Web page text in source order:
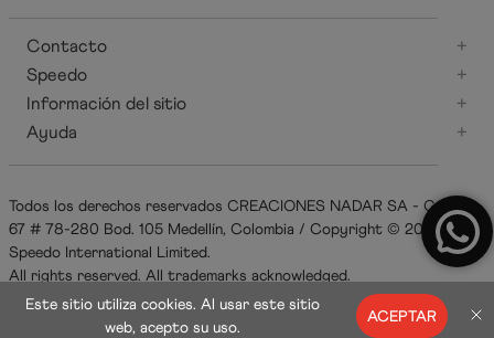
Contacto
+
Speedo
+
Información del sitio
+
Ayuda
+
Todos los derechos reservados CREACIONES NADAR SA - Carrera
67 # 78-280 Bod. 105 Medellín, Colombia / Copyright © 2021
Speedo International Limited.
All rights reserved. All trademarks acknowledged.
ACEPTAR
Este sitio utiliza cookies. Al usar este sitio
web, acepto su uso.